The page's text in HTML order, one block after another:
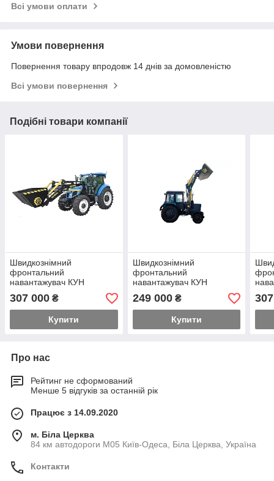
Всі умови оплати
Умови повернення
Повернення товару впродовж 14 днів за домовленістю
Всі умови повернення
Подібні товари компанії
Швидкознімний
фронтальний
навантажувач КУН
GENERAL X на трактор
New Holland
307 000 ₴
Купити
Швидкознімний
фронтальний
навантажувач КУН
GENERAL X на трактор
МТЗ-80
249 000₴
Купити
Про нас
Рейтинг не сформований
Менше 5 відгуків за останній рік
Працює з 14.09.2020
м. Біла Церква
84 км автодороги М05 Київ-Одеса, Біла Церква, Україна
Контакти